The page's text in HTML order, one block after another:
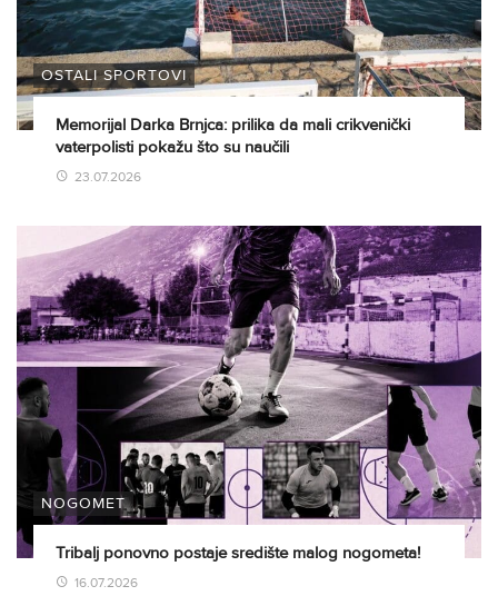
OSTALI SPORTOVI
Memorijal Darka Brnjca: prilika da mali crikvenički
vaterpolisti pokažu što su naučili
23.07.2026
NOGOMET
Tribalj ponovno postaje središte malog nogometa!
16.07.2026